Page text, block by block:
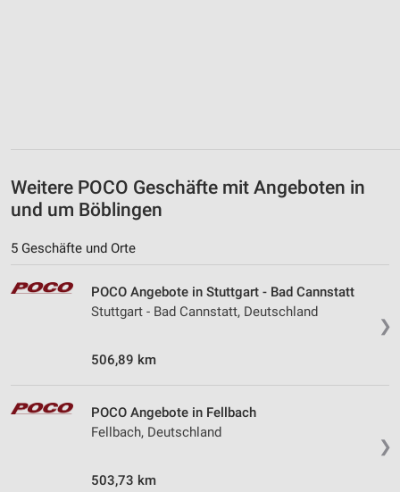
Weitere POCO Geschäfte mit Angeboten in
und um Böblingen
5 Geschäfte und Orte
❯
POCO Angebote in Stuttgart - Bad Cannstatt
Stuttgart - Bad Cannstatt, Deutschland
506,89 km
❯
POCO Angebote in Fellbach
Fellbach, Deutschland
503,73 km